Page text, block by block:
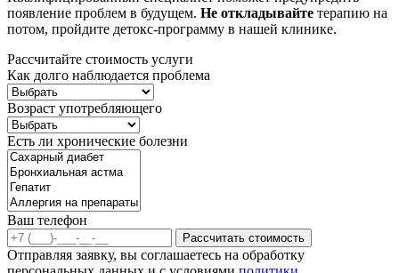
появление проблем в будущем. Не откладывайте терапию на
потом, пройдите детокс-программу в нашей клинике.
Рассчитайте стоимость услуги
Как долго наблюдается проблема
Возраст употребляющего
Есть ли хронические болезни
Ваш телефон
Рассчитать стоимость
Отправляя заявку, вы соглашаетесь на обработку